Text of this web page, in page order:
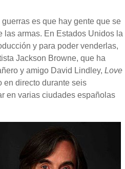
es que hay gente que se
las armas. En Estados Unidos la
y para poder venderlas,
Jackson Browne, que ha
y amigo David Lindley, Love
en directo durante seis
en varias ciudades españolas